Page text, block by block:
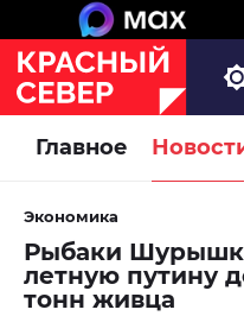
Главное
Экономика
Рыбаки
летную путину
тонн живца